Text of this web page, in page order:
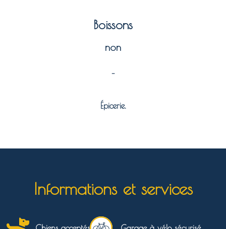
Boissons
non
–
Épicerie.
Informations et services